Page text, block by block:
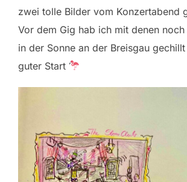
zwei tolle Bilder vom Konzertabend
Vor dem Gig hab ich mit denen noch
in der Sonne an der Breisgau
guter Start